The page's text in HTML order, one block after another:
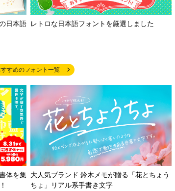
日本語
レトロな日本語フォントを厳選しました
すすめのフォント一覧
体を集 大人気ブランド 鈴木メモが贈る「花とちょう
ちょ」リアル系手書き文字